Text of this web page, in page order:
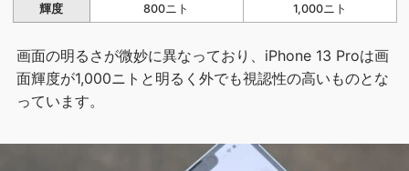
輝度
800ニト 1,000ニト
画面の明るさが微妙に異なっており、iPhone 13 Proは画
面輝度が1,000ニトと明るく外でも視認性の高いものとな
っています。